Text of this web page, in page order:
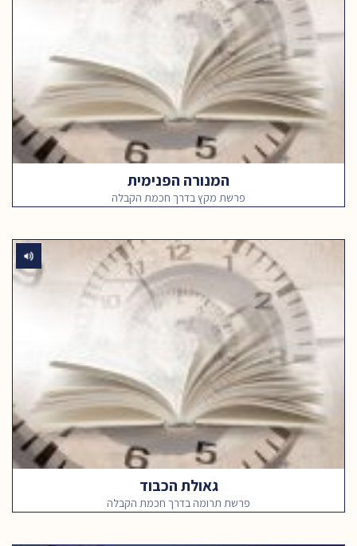
המנורה הפנימית
פרשת מקץ בדרך חכמת הקבלה
גאולת הכבוד
פרשת תרומה בדרך חכמת הקבלה